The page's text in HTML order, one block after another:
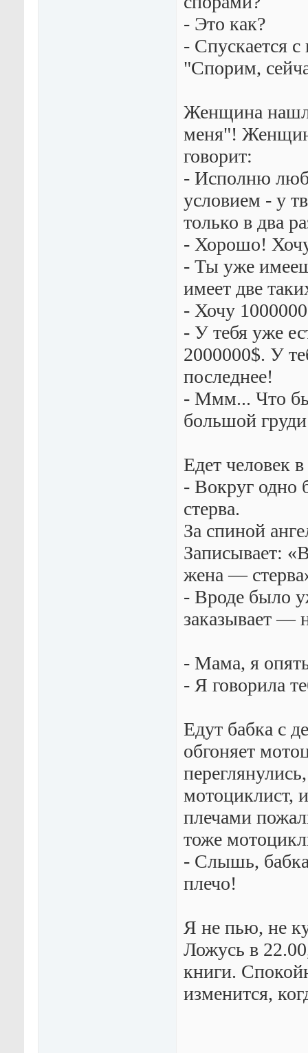
- Это как?
- Спускается
"Спорим,
Женщина
меня"!
говорит:
- Исполню
условием - у
только в два
- Хорошо!
- Ты уже
имеет две
- Хочу
- У тебя уже
2000000$. У
последнее!
- Ммм... Что бы
большой
Едет человек
- Вокруг
стерва.
За спиной
Записывает:
жена —
- Вроде было
заказывает —
- Мама, я
- Я говорила
Едут бабка с
обгоняет
мотоциклист,
плечами
тоже
- Слышь,
плечо!
Я не пью, не
Ложусь в
книги.
изменится,